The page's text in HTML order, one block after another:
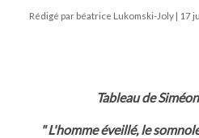
Rédigé par béatrice Lukomski-Joly 17
Tableau de
" L'homme éveillé, le